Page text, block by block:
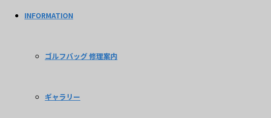
INFORMATION
ゴルフバッグ 修理案内
ギャラリー